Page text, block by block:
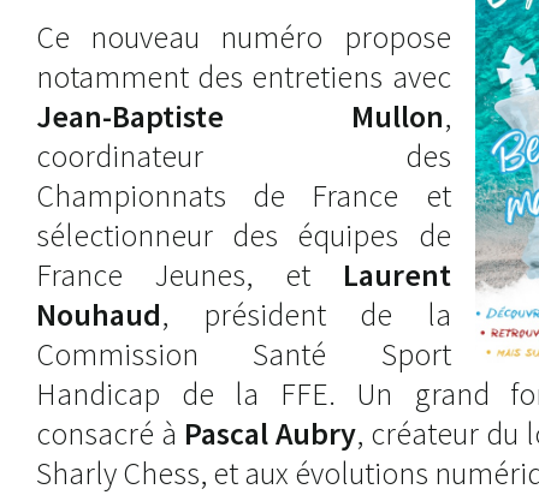
Ce nouveau numéro propose
notamment des entretiens avec
Jean-Baptiste Mullon,
coordinateur des
Championnats de France et
sélectionneur des équipes de
France Jeunes, et Laurent
Nouhaud, président de la
Commission Santé Sport
Handicap de la FFE. Un grand
consacré à Pascal Aubry, créateur du
Sharly Chess, et aux évolutions